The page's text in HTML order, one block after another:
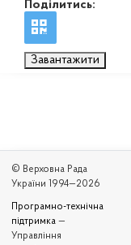
Поділитись:
Завантажити
© Верховна Рада
України 1994—2026
Програмно-технічна
підтримка —
Управління